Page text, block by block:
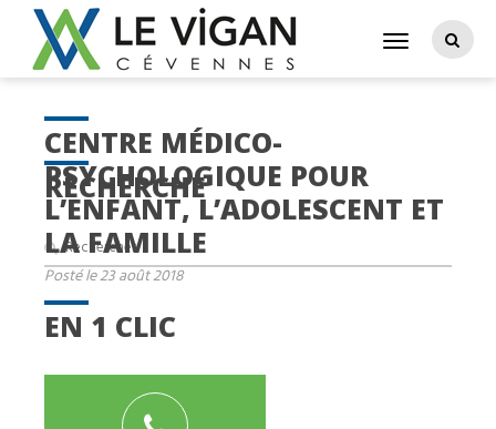
RECHERCHE
EN 1 CLIC
CENTRE MÉDICO-
PSYCHOLOGIQUE POUR
L’ENFANT, L’ADOLESCENT ET
LA FAMILLE
Posté le 23 août 2018